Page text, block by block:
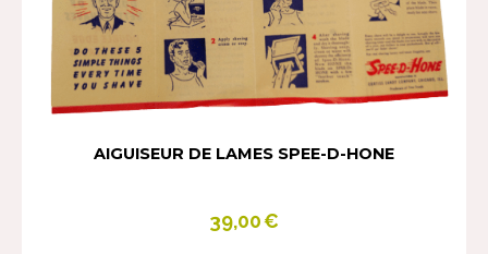
AIGUISEUR DE LAMES SPEE-D-HONE
39,00€